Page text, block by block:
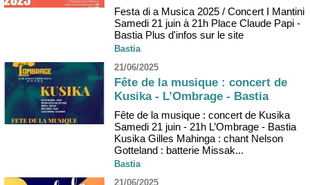
Festa di a Musica 2025 / Concert I Mantini
Samedi 21 juin à 21h Place Claude Papi -
Bastia Plus d'infos sur le site
Bastia
21/06/2025
Fête de la musique : concert de
Kusika - L’Ombrage - Bastia
Fête de la musique : concert de Kusika
Samedi 21 juin - 21h L’Ombrage - Bastia
Kusika Gilles Mahinga : chant Nelson
Gotteland : batterie Missak...
Bastia
21/06/2025